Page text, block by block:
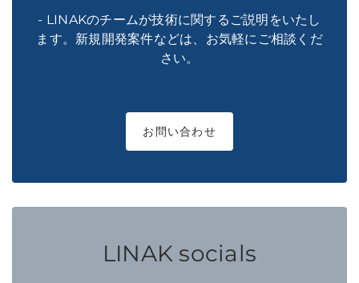
- LINAKのチームが技術に関するご説明をいたし
ます。新規開発案件などは、お気軽にご相談くだ
さい。
お問い合わせ
LINAK socials